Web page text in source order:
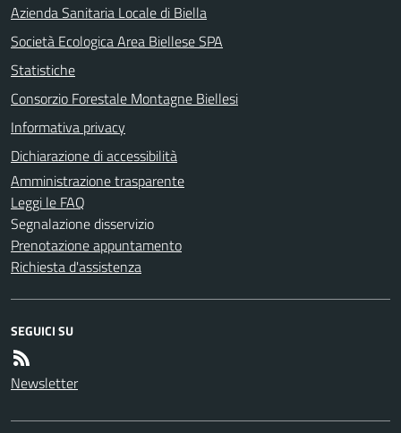
Azienda Sanitaria Locale di Biella
Società Ecologica Area Biellese SPA
Statistiche
Consorzio Forestale Montagne Biellesi
Informativa privacy
Dichiarazione di accessibilità
Amministrazione trasparente
Leggi le FAQ
Segnalazione disservizio
Prenotazione appuntamento
Richiesta d'assistenza
SEGUICI SU
Newsletter